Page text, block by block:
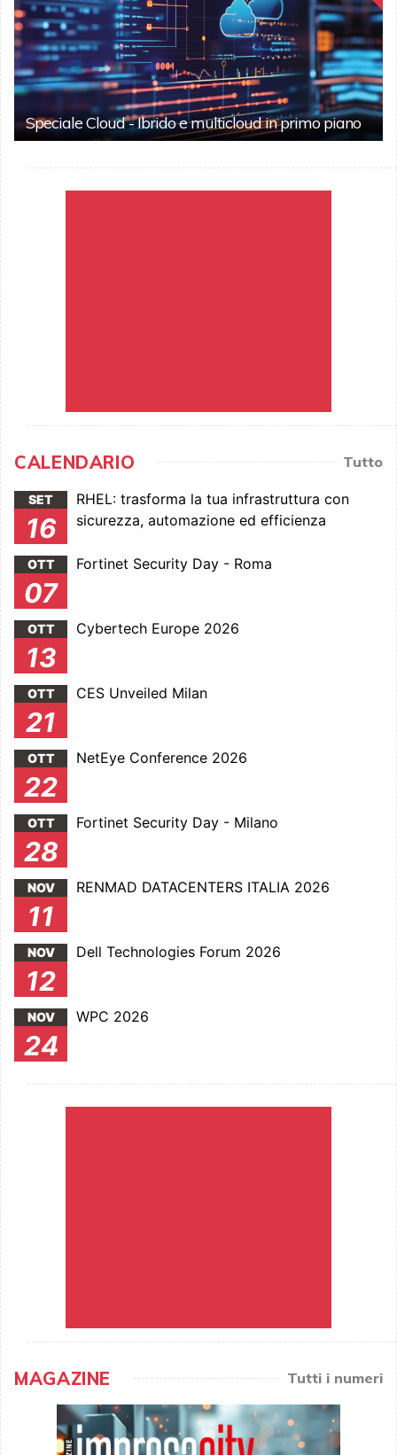
Speciale Cloud - Ibrido e multicloud in primo piano
CALENDARIO Tutto
SET
16
RHEL: trasforma la tua infrastruttura con
sicurezza, automazione ed efficienza
OTT
07
Fortinet Security Day - Roma
OTT
13
Cybertech Europe 2026
OTT
21
CES Unveiled Milan
OTT
22
NetEye Conference 2026
OTT
28
Fortinet Security Day - Milano
NOV
11
RENMAD DATACENTERS ITALIA 2026
NOV
12
Dell Technologies Forum 2026
NOV
24
WPC 2026
MAGAZINE Tutti i numeri